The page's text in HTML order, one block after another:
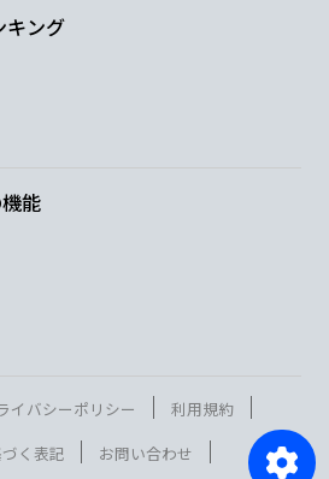
キング
能
イバシーポリシー
利用規約
く表記
お問い合わせ